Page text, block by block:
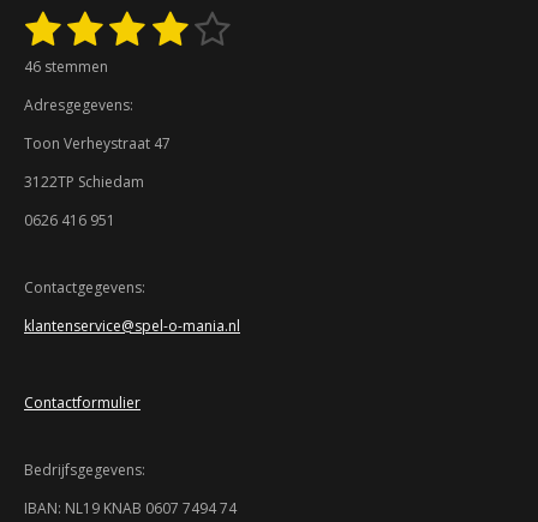
R
t
n
g
3
.
4
8
0
9
5
1
s
t
e
r
2
s
t
e
r
r
n
3
t
e
r
r
n
4
e
5
46 stemmen
Adresgegevens:
Toon Verheystraat 47
3122TP Schiedam
0626 416 951
Contactgegevens:
klantenservice@spel-o-mania.nl
Contactformulier
Bedrijfsgegevens:
IBAN: NL19 KNAB 0607 7494 74